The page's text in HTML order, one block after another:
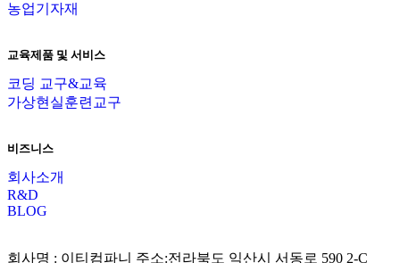
농업기자재
교육제품 및 서비스
코딩 교구&교육
가상현실훈련교구
비즈니스
회사소개
R&D
BLOG
회사명 : 이티컴파니 주소:전라북도 익산시 서동로 590 2-C